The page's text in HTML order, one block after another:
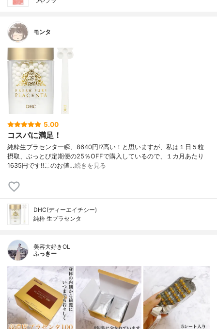
モンタ
5.00
コスパに満足！
純粋生プラセンタ一瞬、8640円!?高い！と思いますが、私は１日５粒
摂取、ぶっとび定期便の25％OFFで購入しているので、１カ月あたり
1635円です‼︎このお値…続きを見る
DHC(ディーエイチシー)
純粋 生プラセンタ
美容大好きOL
ふっきー